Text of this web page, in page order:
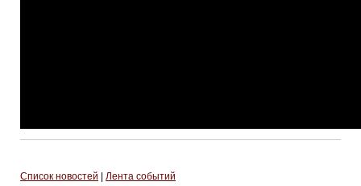
Список новостей Лента событий